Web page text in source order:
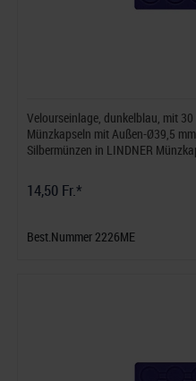
Velourseinlage, dunkelblau, mit
Münzkapseln mit Außen-Ø39,5
Silbermünzen in LINDNER
14,50 Fr.*
Best.Nummer 2226ME